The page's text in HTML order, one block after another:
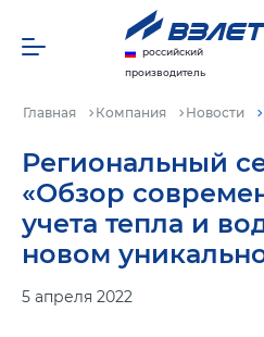
российский
производитель
Главная Компания Новости
Региональный
«Обзор
учета тепла и
новом
5 апреля 2022